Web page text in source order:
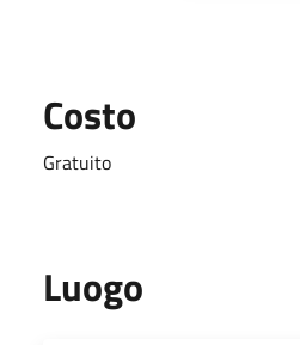
Costo
Gratuito
Luogo